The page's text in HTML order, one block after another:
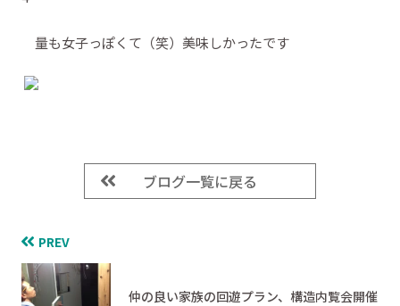
量も女子っぽくて（笑）美味しかったです
ブログ一覧に戻る
PREV
仲の良い家族の回遊プラン、構造内覧会開催